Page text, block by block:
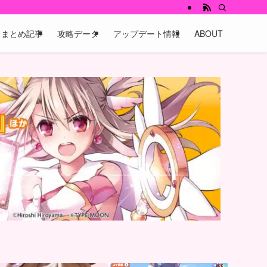
まとめ記事 攻略データ アップデート情報 ABOUT